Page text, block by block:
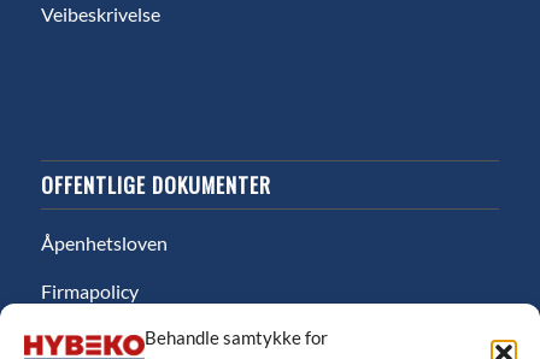
Behandle samtykke for
Veibeskrivelse
OFFENTLIGE DOKUMENTER
Åpenhetsloven
Firmapolicy
Miljø